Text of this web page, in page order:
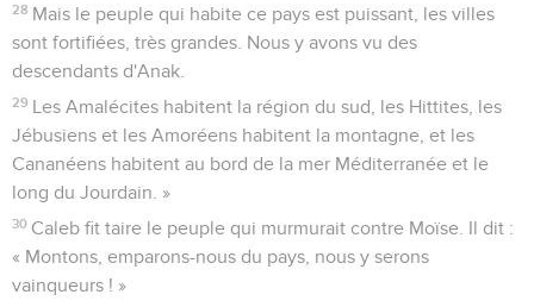
28 Mais le peuple qui habite ce pays est puissant, les villes
sont fortifiées, très grandes. Nous y avons vu des
descendants d'Anak.
29 Les Amalécites habitent la région du sud, les Hittites, les
Jébusiens et les Amoréens habitent la montagne, et les
Cananéens habitent au bord de la mer Méditerranée et le
long du Jourdain. »
30 Caleb fit taire le peuple qui murmurait contre Moïse. Il dit :
« Montons, emparons-nous du pays, nous y serons
vainqueurs ! »